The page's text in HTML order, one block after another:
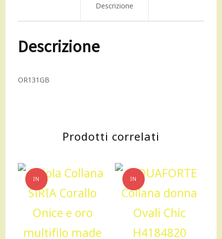
Descrizione
Descrizione
OR131GB
Prodotti correlati
IN
OFFERTA!
IN
OFFERTA!